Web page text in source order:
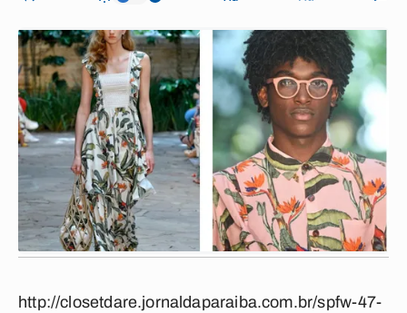
http://closetdare.jornaldaparaiba.com.br/spfw-47-